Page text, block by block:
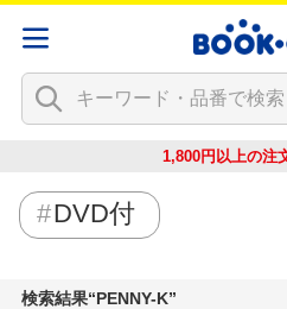
1,800円以上の注
DVD付
検索結果 PENNY-K